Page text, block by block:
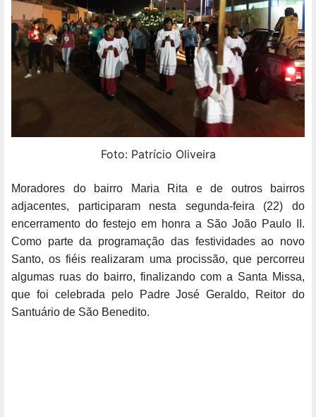
Foto: Patrício Oliveira
Moradores do bairro Maria Rita e de outros bairros
adjacentes, participaram nesta segunda-feira (22) do
encerramento do festejo em honra a São João Paulo II.
Como parte da programação das festividades ao novo
Santo, os fiéis realizaram uma procissão, que percorreu
algumas ruas do bairro, finalizando com a Santa Missa,
que foi celebrada pelo Padre José Geraldo, Reitor do
Santuário de São Benedito.